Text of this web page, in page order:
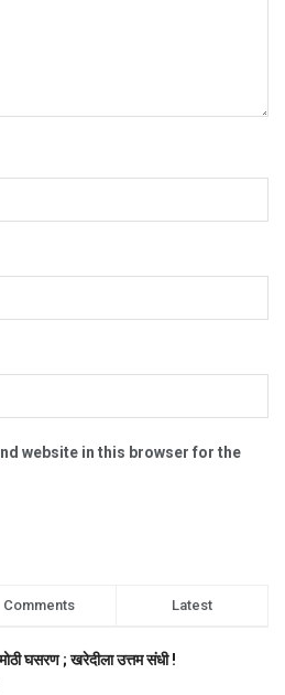
website in this browser for the
Comments Latest
मोठी घसरण ; खरेदीला उत्तम संधी !